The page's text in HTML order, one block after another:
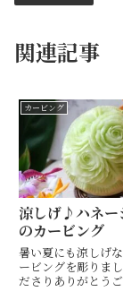
関連記事
カービング
涼しげ♪ハネー
のカービング
暑い夏にも涼しげ
ービングを彫りま
ださりありがとう